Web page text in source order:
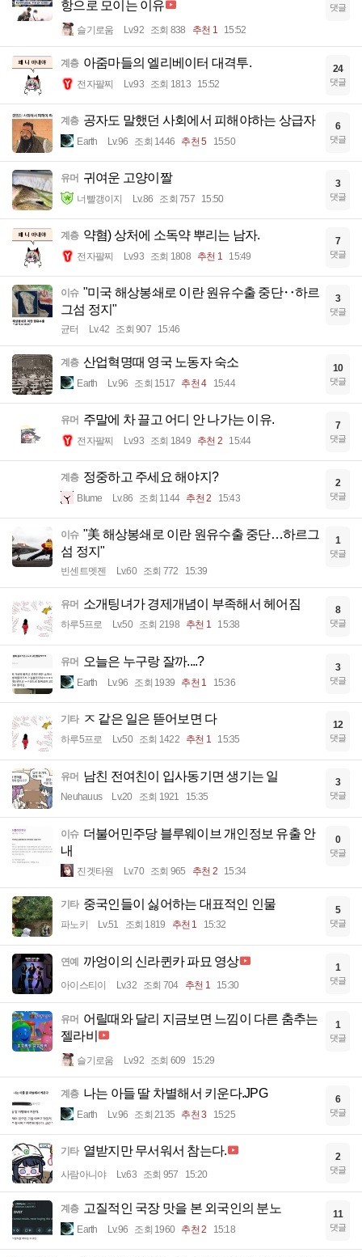
항으로 모이는 이유
슬기로움 Lv.92 조회 838 추천 1 15:52
댓글
계층 아줌마들의 엘리베이터 대격투.
전자팔찌 Lv.93 조회 1813 15:52
24
댓글
계층 공자도 말했던 사회에서 피해야하는 상급자
Earth Lv.96 조회 1446 추천 5 15:50
6
댓글
유머 귀여운 고양이짤
너빨갱이지 Lv.86 조회 757 15:50
3
댓글
계층 약혐) 상처에 소독약 뿌리는 남자.
전자팔찌 Lv.93 조회 1808 추천 1 15:49
7
댓글
이슈 "미국 해상봉쇄로 이란 원유수출 중단‥하르
그섬 정지"
균터 Lv.42 조회 907 15:46
3
댓글
계층 산업혁명때 영국 노동자 숙소
Earth Lv.96 조회 1517 추천 4 15:44
10
댓글
유머 주말에 차 끌고 어디 안 나가는 이유.
전자팔찌 Lv.93 조회 1849 추천 2 15:44
7
댓글
계층 정중하고 주세요 해야지?
Blume Lv.86 조회 1144 추천 2 15:43
2
댓글
이슈 "美 해상봉쇄로 이란 원유수출 중단…하르그
섬 정지"
빈센트멧젠 Lv.60 조회 772 15:39
1
댓글
유머 소개팅녀가 경제개념이 부족해서 헤어짐
하루5프로 Lv.50 조회 2198 추천 1 15:38
8
댓글
유머 오늘은 누구랑 잘까....?
Earth Lv.96 조회 1939 추천 1 15:36
3
댓글
기타 ㅈ 같은 일은 뜯어보면 다
하루5프로 Lv.50 조회 1422 추천 1 15:35
12
댓글
유머 남친 전여친이 입사동기면 생기는 일
Neuhauus Lv.20 조회 1921 15:35
3
댓글
이슈 더불어민주당 블루웨이브 개인정보 유출 안
내
진겟타원 Lv.70 조회 965 추천 2 15:34
0
댓글
기타 중국인들이 싫어하는 대표적인 인물
파노키 Lv.51 조회 1819 추천 1 15:32
5
댓글
연예 까엉이의 신라퀸카 파묘 영상
아이스티이 Lv.32 조회 704 추천 1 15:30
1
댓글
유머 어릴때와 달리 지금보면 느낌이 다른 춤추는
젤라비
슬기로움 Lv.92 조회 609 15:29
1
댓글
계층 나는 아들 딸 차별해서 키운다.JPG
Earth Lv.96 조회 2135 추천 3 15:25
6
댓글
기타 열받지만 무서워서 참는다.
사람아니야 Lv.63 조회 957 15:20
2
댓글
계층 고질적인 국장 맛을 본 외국인의 분노
Earth Lv.96 조회 1960 추천 2 15:18
11
댓글